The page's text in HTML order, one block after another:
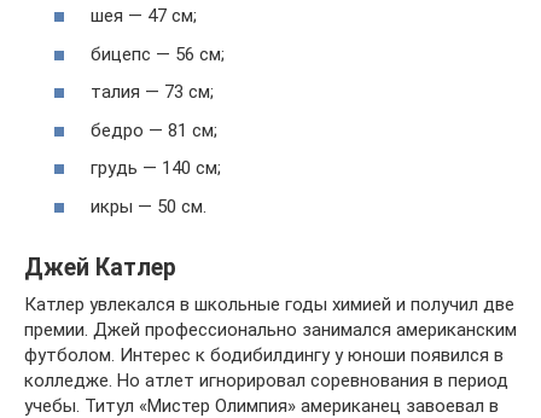
шея — 47 см;
бицепс — 56 см;
талия — 73 см;
бедро — 81 см;
грудь — 140 см;
икры — 50 см.
Джей Катлер
Катлер увлекался в школьные годы химией и получил две
премии. Джей профессионально занимался американским
футболом. Интерес к бодибилдингу у юноши появился в
колледже. Но атлет игнорировал соревнования в период
учебы. Титул «Мистер Олимпия» американец завоевал в